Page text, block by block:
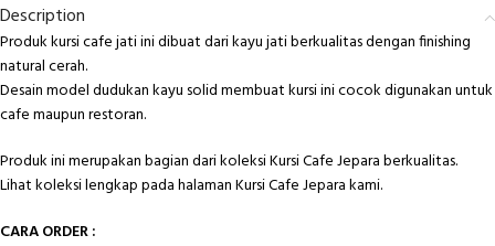
Description
Produk kursi cafe jati ini dibuat dari kayu jati berkualitas dengan finishing
natural cerah.
Desain model dudukan kayu solid membuat kursi ini cocok digunakan untuk
cafe maupun restoran.
Produk ini merupakan bagian dari koleksi Kursi Cafe Jepara berkualitas.
Lihat koleksi lengkap pada halamanKursi Cafe Jeparakami.
CARA ORDER :